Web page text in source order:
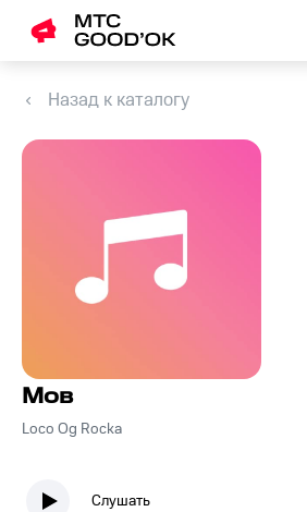
Назад к каталогу
Мов
Loco Og Rocka
Слушать